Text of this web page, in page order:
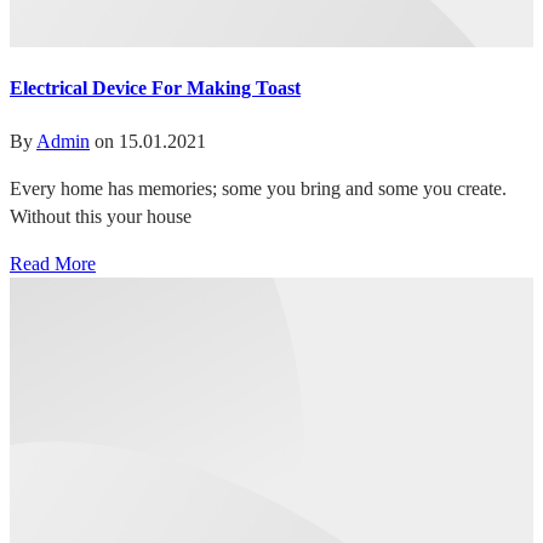
Electrical Device For Making Toast
By Admin on 15.01.2021
Every home has memories; some you bring and some you create.
Without this your house
Read More